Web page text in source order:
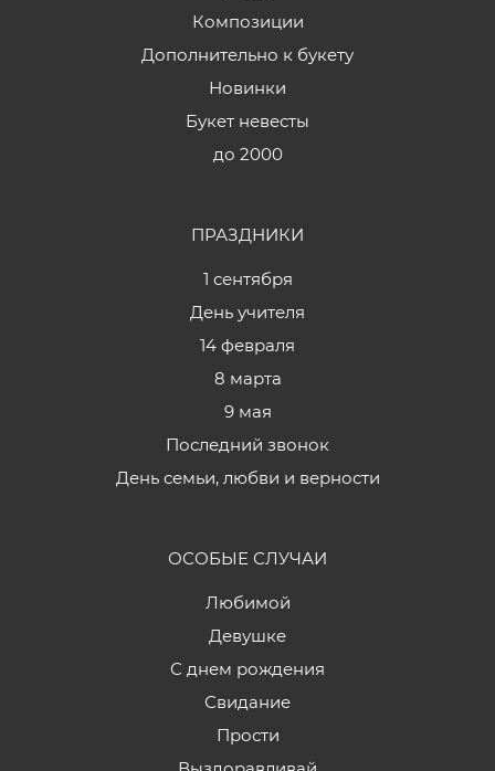
Композиции
Дополнительно к букету
Новинки
Букет невесты
до 2000
ПРАЗДНИКИ
1 сентября
День учителя
14 февраля
8 марта
9 мая
Последний звонок
День семьи, любви и верности
ОСОБЫЕ СЛУЧАИ
Любимой
Девушке
С днем рождения
Свидание
Прости